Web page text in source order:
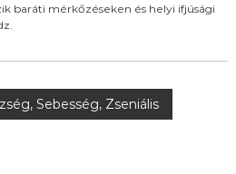
baráti mérkőzéseken és helyi ifjúsági
Sebesség, Zseniális